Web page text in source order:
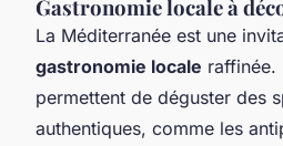
Gastronomie locale à
La Méditerranée est une
gastronomie locale raffinée.
permettent de déguster des
authentiques, comme les